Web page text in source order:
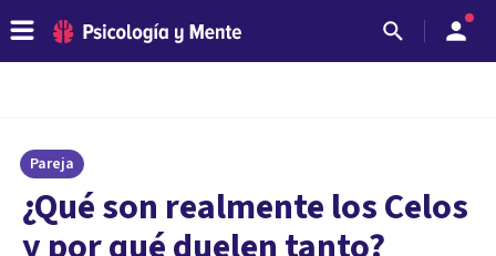
Pareja
¿Qué son realmente los Celos